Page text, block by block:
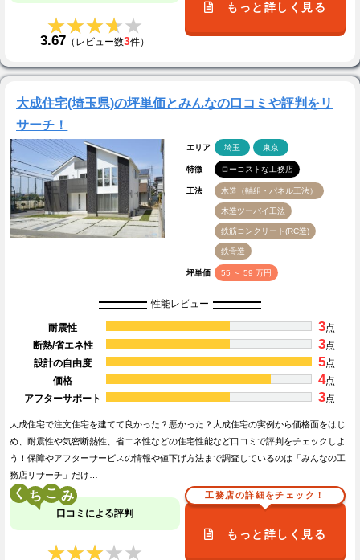
★★★★★
★★★★★
3.67 （レビュー数3件）
もっと詳しく見る
大成住宅(埼玉県)の坪単価とみんなの口コミや評判をリ
サーチ！
エリア 埼玉 東京
特徴 ローコストな工務店
工法 木造（軸組・パネル工法）
木造ツーバイ工法
鉄筋コンクリート(RC造)
鉄骨造
坪単価 55 ～ 59 万円
性能レビュー
耐震性 3点
断熱/省エネ性
3点
設計の自由度
5点
価格
4点
アフターサポート
3点
大成住宅で注文住宅を建てて良かった？悪かった？大成住宅の実例から価格面をはじ
め、耐震性や気密断熱性、省エネ性などの住宅性能など口コミで評判をチェックしよ
う！保障やアフターサービスの情報や値下げ方法まで調査しているのは「みんなの工
務店リサーチ」だけ…
く こ
口コミによる評判
★★★★★
★★★★★
工務店の詳細をチェック！
もっと詳しく見る